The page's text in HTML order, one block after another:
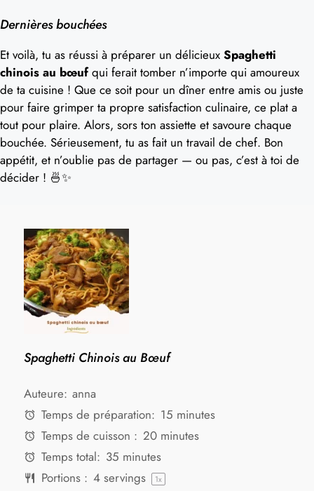
Dernières bouchées
Et voilà, tu as réussi à préparer un délicieux Spaghetti
chinois au bœufqui ferait tomber n’importe qui amoureux
de ta cuisine ! Que ce soit pour un dîner entre amis ou juste
pour faire grimper ta propre satisfaction culinaire, ce plat a
tout pour plaire. Alors, sors ton assiette et savoure chaque
bouchée. Sérieusement, tu as fait un travail de chef. Bon
appétit, et n’oublie pas de partager — ou pas, c’est à toi de
décider ! 🍜✨
Spaghetti Chinois au Bœuf
Auteure: anna
Temps de préparation: 15 minutes
Temps de cuisson : 20 minutes
Temps total: 35 minutes
Portions : 4servings 1x